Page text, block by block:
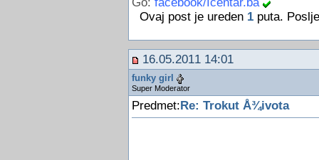
Go: facebook/Icentar.ba
Ovaj post je ureden 1puta.
16.05.2011 14:01
funky girl
Super Moderator
Predmet:Re: Trokut Å¾ivota